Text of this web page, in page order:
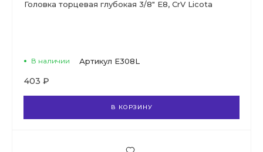
Головка торцевая глубокая 3/8" E8, CrV Licota
В наличии Артикул E308L
403 ₽
В КОРЗИНУ